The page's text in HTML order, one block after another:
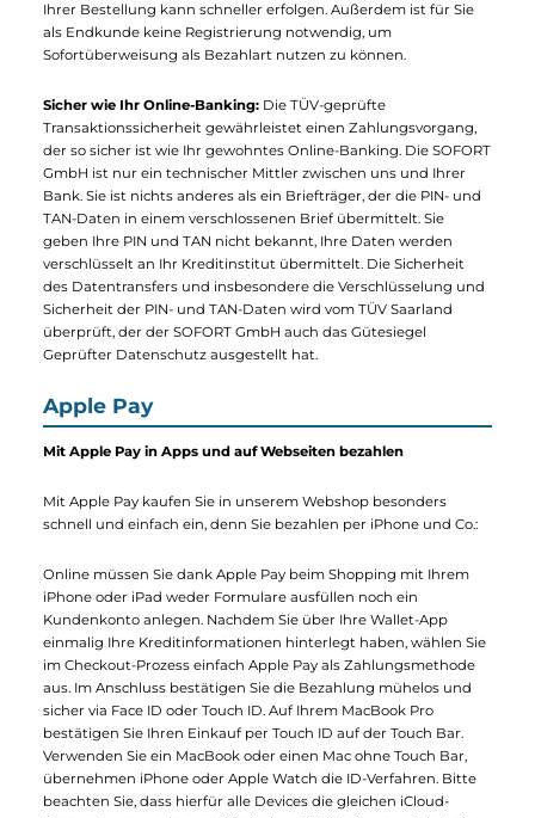
gesicherte, für Händler nicht zugängliche Zahlformular der
SOFORT GmbH stellt sofort.com automatisiert und in Echtzeit
Kaufbetrag wird dabei sofort und direkt auf das Bankkonto
CyberPort GmbH überwiesen.
Ihre Vorteile:Auf Lager vorrätige Ware wird innerhalb von 24
Stunden versendet, sobald wir die Bestätigung erhalten, dass
Ihre Zahlung erfolgreich bei sofort.com abgeschlossen wurde.
Damit entfallen Verzögerungen durch Banklaufzeiten
gegenüber der Zahlung per Vorauskasse und die Auslieferung
Ihrer Bestellung kann schneller erfolgen. Außerdem ist für Sie
als Endkunde keine Registrierung notwendig, um
Sofortüberweisung als Bezahlart nutzen zu können.
Sicher wie Ihr Online-Banking:
der so sicher ist wie Ihr gewohntes Online-Banking. Die
Bank. Sie ist nichts anderes als ein Briefträger, der die PIN- und
geben Ihre PIN und TAN nicht bekannt, Ihre Daten werden
verschlüsselt an Ihr Kreditinstitut übermittelt. Die Sicherheit
des Datentransfers und insbesondere die Verschlüsselung
Sicherheit der PIN- und TAN-Daten wird vom TÜV Saarland
überprüft, der der SOFORT GmbH auch das Gütesiegel
Geprüfter Datenschutz ausgestellt hat.
Apple Pay
Mit Apple Pay in Apps und auf Webseiten bezahlen